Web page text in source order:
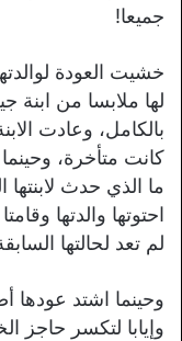
جميعا!
خشيت العودة
لها ملابسا من ابنة
بالكامل، وعادت
كانت متأخرة،
ما الذي حدث لابنتها
احتوتها والدتها
لم تعد لحالتها
وحينما اشتد عودها
وإيابا لتكسر حاجز